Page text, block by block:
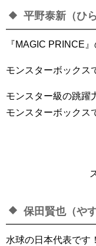
平野泰新（ひ
『MAGIC PRINCE
モンスターボックス
モンスター級の跳躍
モンスターボックス
保田賢也（や
水球の日本代表です！